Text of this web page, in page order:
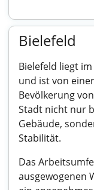
Bielefeld
Bielefeld liegt
und ist von
Bevölkerung
Stadt nicht nur
Gebäude,
Stabilität.
Das
ausgewogenen